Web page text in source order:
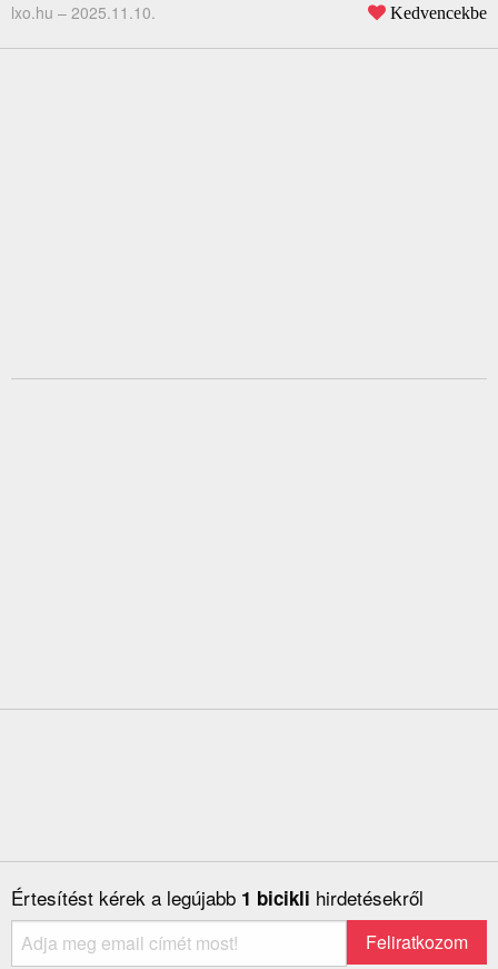
lxo.hu – 2025.11.10. Kedvencekbe
Értesítést kérek a legújabb 1 bicikli hirdetésekről